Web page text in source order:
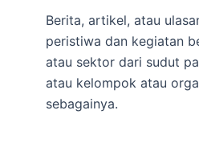
Berita, artikel, atau
peristiwa dan kegiatan
atau sektor dari sudut
atau kelompok atau
sebagainya.